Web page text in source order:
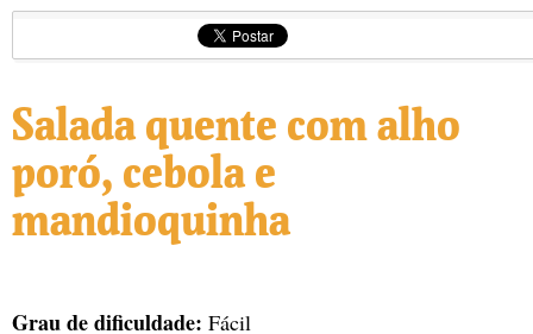
Salada quente com alho
poró, cebola e
mandioquinha
Grau de dificuldade: Fácil